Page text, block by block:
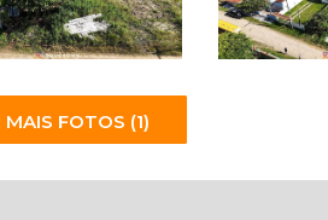
MAIS FOTOS (1)